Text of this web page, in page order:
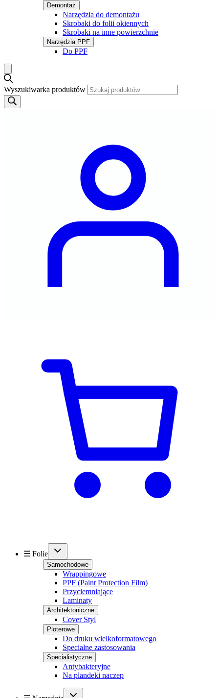
Demontaż
Narzędzia do demontażu
Skrobaki do folii okiennych
Skrobaki na inne powierzchnie
Narzędzia PPF
Do PPF
Wyszukiwarka produktów
☰ Folie
Samochodowe
Wrappingowe
PPF (Paint Protection Film)
Przyciemniające
Laminaty
Architektoniczne
Cover Styl
Ploterowe
Do druku wielkoformatowego
Specialne zastosowania
Specialistyczne
Antybakteryjne
Na plandeki naczep